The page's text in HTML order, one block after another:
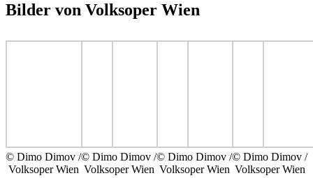
Bilder von Volksoper Wien
© Dimo Dimov /
Volksoper Wien
© Dimo Dimov /
Volksoper Wien
© Dimo Dimov /
Volksoper Wien
© Dimo Dimov /
Volksoper Wien